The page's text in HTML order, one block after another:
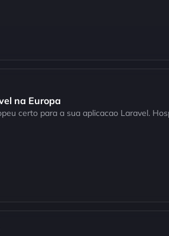
na Europa
certo para a sua aplicacao Laravel.